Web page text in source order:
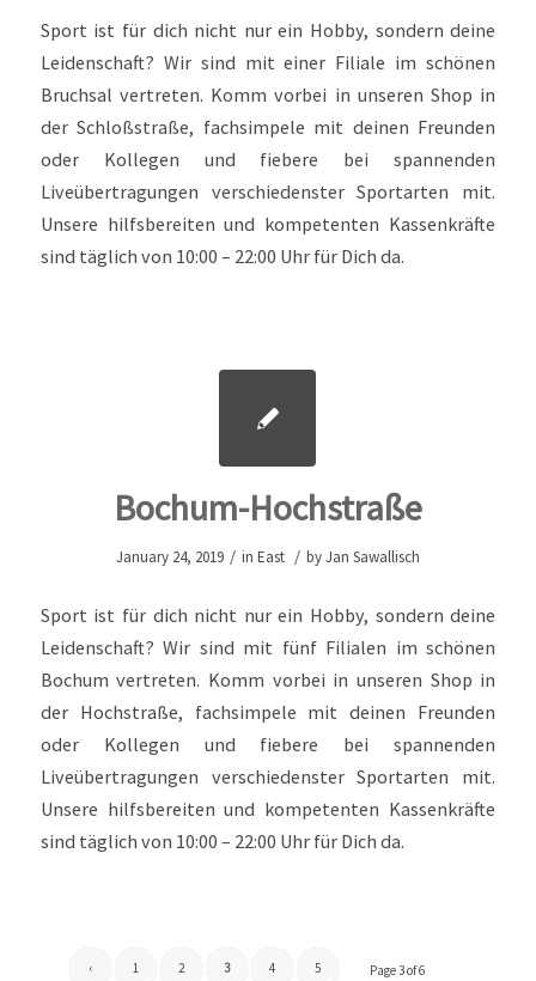
Sport ist für dich nicht nur ein Hobby, sondern deine
Leidenschaft? Wir sind mit einer Filiale im schönen
Bruchsal vertreten. Komm vorbei in unseren Shop in
der Schloßstraße, fachsimpele mit deinen Freunden
oder Kollegen und fiebere bei spannenden
Liveübertragungen verschiedenster Sportarten mit.
Unsere hilfsbereiten und kompetenten Kassenkräfte
sind täglich von 10:00 – 22:00 Uhr für Dich da.
Bochum-Hochstraße
January 24, 2019 / in East / byJan Sawallisch
Sport ist für dich nicht nur ein Hobby, sondern deine
Leidenschaft? Wir sind mit fünf Filialen im schönen
Bochum vertreten. Komm vorbei in unseren Shop in
der Hochstraße, fachsimpele mit deinen Freunden
oder Kollegen und fiebere bei spannenden
Liveübertragungen verschiedenster Sportarten mit.
Unsere hilfsbereiten und kompetenten Kassenkräfte
sind täglich von 10:00 – 22:00 Uhr für Dich da.
Page 3 of 6
‹ 1 2 3 4 5